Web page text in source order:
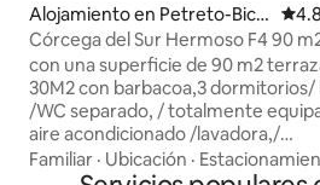
Alojamiento en Petreto-Bicc
hisano
Córcega del Sur Hermoso F4 90 m2
alojamiento entero
con una superficie de 90 m2
30M2 con barbacoa,3 dormitorios/
/WC separado, / totalmente
aire acondicionado /lavadora,/
lavavajillas/ cuna,/ acceso wifi Situado en
un hermoso pueblo del sur de
Familiar · Ubicación ·